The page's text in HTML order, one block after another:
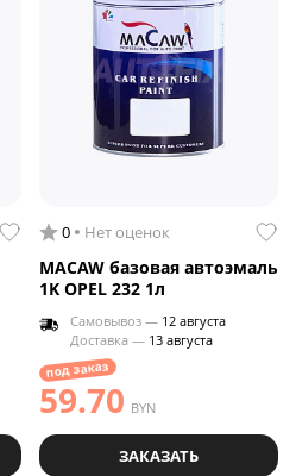
0 Нет оценок
MACAW базовая автоэмаль
1K OPEL 232 1л
Самовывоз — 12 августа
Доставка — 13 августа
под заказ
59.70 BYN
ЗАКАЗАТЬ